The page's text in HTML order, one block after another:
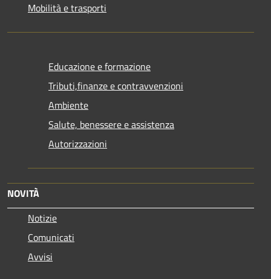
Mobilità e trasporti
Educazione e formazione
Tributi,finanze e contravvenzioni
Ambiente
Salute, benessere e assistenza
Autorizzazioni
NOVITÀ
Notizie
Comunicati
Avvisi